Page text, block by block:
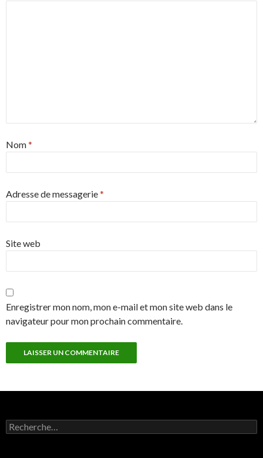
Nom*
Adresse de messagerie*
Site web
Enregistrer mon nom, mon e-mail et mon site web dans le
navigateur pour mon prochain commentaire.
Rechercher :